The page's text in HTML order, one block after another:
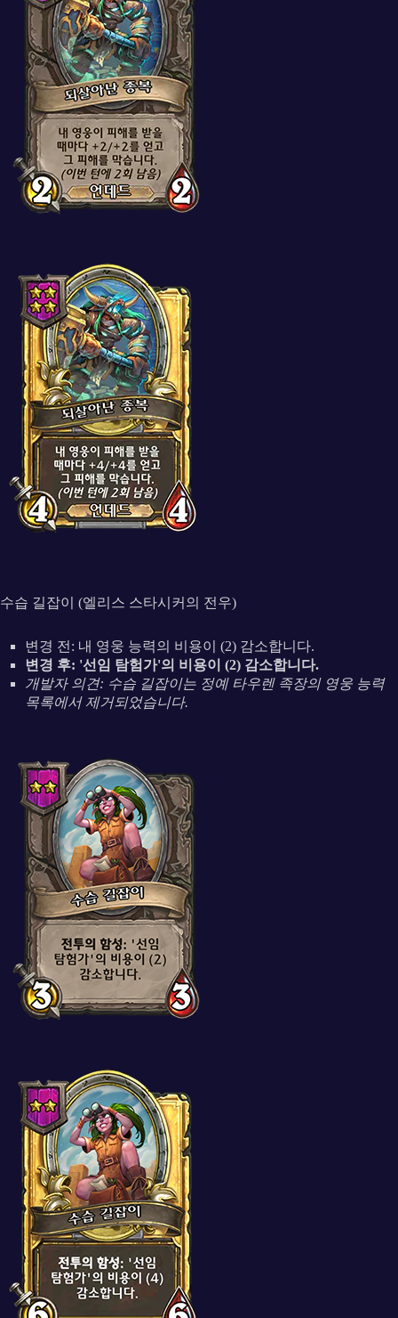
수습 길잡이 (엘리스 스타시커의 전우)
변경 전: 내 영웅 능력의 비용이 (2) 감소합니다.
변경 후: '선임 탐험가'의 비용이 (2) 감소합니다.
개발자 의견: 수습 길잡이는 정예 타우렌 족장의 영웅 능력
목록에서 제거되었습니다.